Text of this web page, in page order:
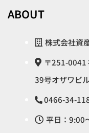
ABOUT
株式会社資
〒251-0041
39号オザワビ
0466-34-
平日：9:00